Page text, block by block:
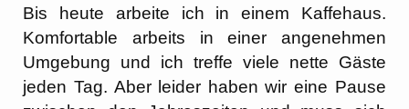
Bis heute arbeite ich in einem Kaffehaus.
Komfortable arbeits in einer angenehmen
Umgebung und ich treffe viele nette Gäste
jeden Tag. Aber leider haben wir eine Pause